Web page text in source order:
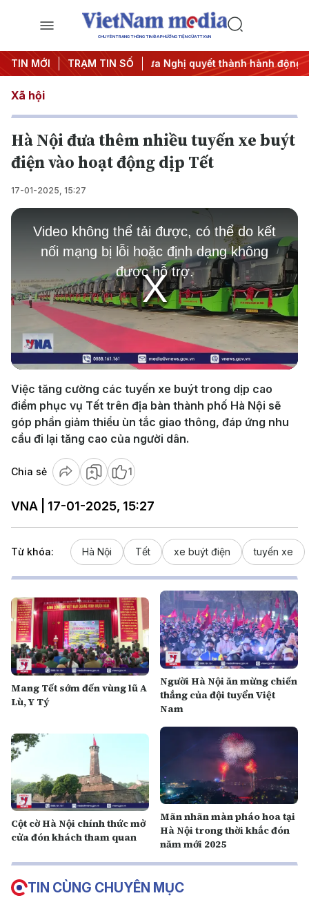
CHUYÊN TRANG THÔNG TIN ĐA PHƯƠNG TIỆN CỦA TTXVN
TIN MỚI TRẠM TIN SỐ
Trung ương 3 #Đưa Nghị quyết thành hành động
Xã hội
Hà Nội đưa thêm nhiều tuyến xe buýt
điện vào hoạt động dịp Tết
17-01-2025, 15:27
Play
Video
This
window.
Video không thể tải được, có thể do kết
nối mạng bị lỗi hoặc định dạng không
được hỗ trợ.
Việc tăng cường các tuyến xe buýt trong dịp cao
điểm phục vụ Tết trên địa bàn thành phố Hà Nội sẽ
góp phần giảm thiểu ùn tắc giao thông, đáp ứng nhu
cầu đi lại tăng cao của người dân.
Chia sẻ 1
VNA | 17-01-2025, 15:27
Từ khóa: Hà Nội Tết xe buýt điện tuyến xe
Mang Tết sớm đến vùng lũ A
Lù, Y Tý
Người Hà Nội ăn mừng chiến
thắng của đội tuyển Việt
Nam
Cột cờ Hà Nội chính thức mở
cửa đón khách tham quan
Mãn nhãn màn pháo hoa tại
Hà Nội trong thời khắc đón
năm mới 2025
TIN CÙNG CHUYÊN MỤC